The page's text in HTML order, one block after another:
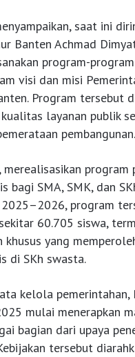
saat ini
Banten Achmad
program-
visi dan misi
Program tersebut
layanan publik
pembangunan.
merealisasikan program
bagi SMA, SMK, dan
program
60.705 siswa,
khusus yang
di SKh swasta.
kelola pemerintahan,
mulai menerapkan
bagian dari upaya
tersebut